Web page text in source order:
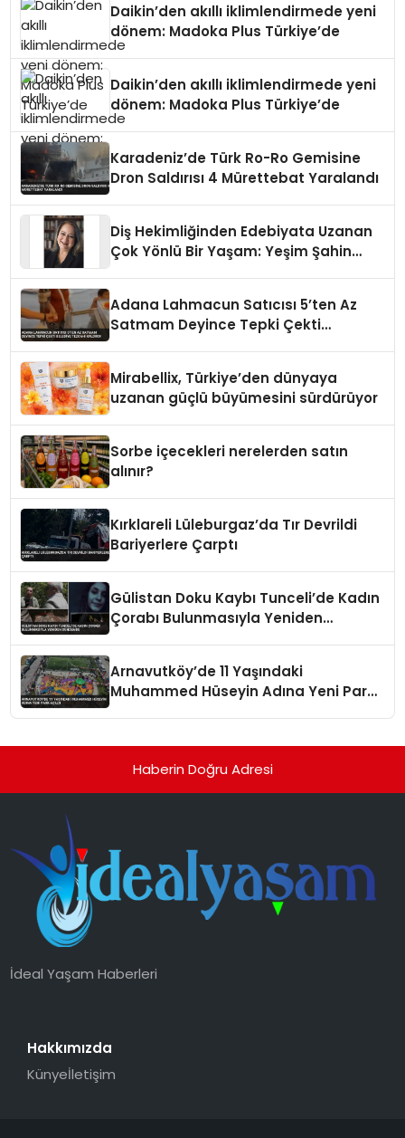
Daikin’den akıllı iklimlendirmede yeni
dönem: Madoka Plus Türkiye’de
Daikin’den akıllı iklimlendirmede yeni
dönem: Madoka Plus Türkiye’de
Karadeniz’de Türk Ro-Ro Gemisine
Dron Saldırısı 4 Mürettebat Yaralandı
Diş Hekimliğinden Edebiyata Uzanan
Çok Yönlü Bir Yaşam: Yeşim Şahin
Adana Lahmacun Satıcısı 5’ten Az
Satmam Deyince Tepki Çekti
Mirabellix, Türkiye’den dünyaya
uzanan güçlü büyümesini sürdürüyor
Sorbe içecekleri nerelerden satın
alınır?
Kırklareli Lüleburgaz’da Tır Devrildi
Bariyerlere Çarptı
Gülistan Doku Kaybı Tunceli’de Kadın
Çorabı Bulunmasıyla Yeniden
Arnavutköy’de 11 Yaşındaki
Muhammed Hüseyin Adına Yeni Park
Haberin Doğru Adresi
İdeal Yaşam Haberleri
Hakkımızda
Künyeİletişim